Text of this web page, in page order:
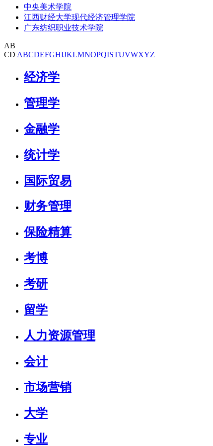
中央美术学院
江西财经大学现代经济管理学院
广东纺织职业技术学院
AB
CD ABCDEFGHIJKLMNOPQISTUVWXYZ
经济学
管理学
金融学
统计学
国际贸易
财务管理
保险精算
考博
考研
留学
人力资源管理
会计
市场营销
大学
专业